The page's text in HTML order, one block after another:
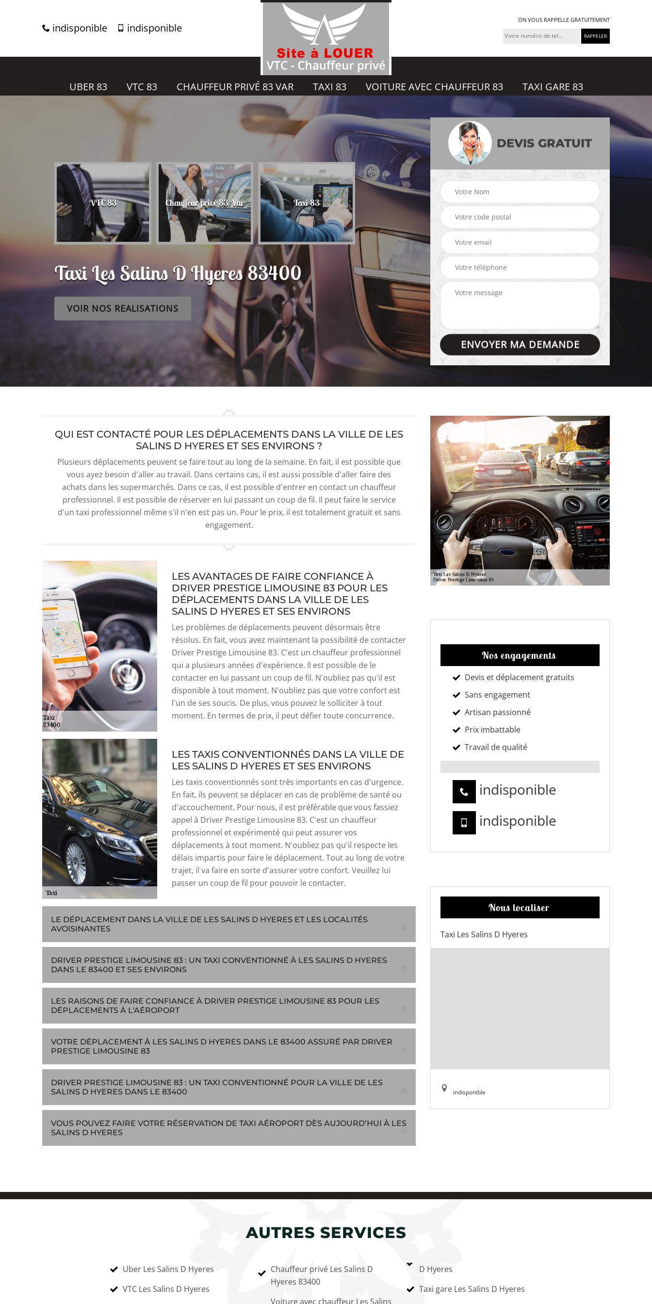
indisponible indisponible
ON VOUS RAPPELLE GRATUITEMENT
UBER 83 VTC 83 CHAUFFEUR PRIVÉ 83 VAR TAXI 83 VOITURE AVEC CHAUFFEUR 83 TAXI GARE 83
VTC 83 Chauffeur privé 83 Var Taxi 83 Voiture avec chauffeur
83 Taxi gare 83
Taxi Les Salins D Hyeres 83400
VOIR NOS REALISATIONS
DEVIS GRATUIT
QUI EST CONTACTÉ POUR LES DÉPLACEMENTS DANS LA VILLE DE LES
SALINS D HYERES ET SES ENVIRONS ?
Plusieurs déplacements peuvent se faire tout au long de la semaine. En fait, il est possible que
vous ayez besoin d'aller au travail. Dans certains cas, il est aussi possible d'aller faire des
achats dans les supermarchés. Dans ce cas, il est possible d'entrer en contact un chauffeur
professionnel. Il est possible de réserver en lui passant un coup de fil. Il peut faire le service
d'un taxi professionnel même s'il n'en est pas un. Pour le prix, il est totalement gratuit et sans
engagement.
LES AVANTAGES DE FAIRE CONFIANCE À
DRIVER PRESTIGE LIMOUSINE 83 POUR LES
DÉPLACEMENTS DANS LA VILLE DE LES
SALINS D HYERES ET SES ENVIRONS
Les problèmes de déplacements peuvent désormais être
résolus. En fait, vous avez maintenant la possibilité de contacter
Driver Prestige Limousine 83. C'est un chauffeur professionnel
qui a plusieurs années d'expérience. Il est possible de le
contacter en lui passant un coup de fil. N'oubliez pas qu'il est
disponible à tout moment. N'oubliez pas que votre confort est
l'un de ses soucis. De plus, vous pouvez le solliciter à tout
moment. En termes de prix, il peut défier toute concurrence.
LES TAXIS CONVENTIONNÉS DANS LA VILLE DE
LES SALINS D HYERES ET SES ENVIRONS
Les taxis conventionnés sont très importants en cas d'urgence.
En fait, ils peuvent se déplacer en cas de problème de santé ou
d'accouchement. Pour nous, il est préférable que vous fassiez
appel à Driver Prestige Limousine 83. C'est un chauffeur
professionnel et expérimenté qui peut assurer vos
déplacements à tout moment. N'oubliez pas qu'il respecte les
délais impartis pour faire le déplacement. Tout au long de votre
trajet, il va faire en sorte d'assurer votre confort. Veuillez lui
passer un coup de fil pour pouvoir le contacter.
LE DÉPLACEMENT DANS LA VILLE DE LES SALINS D HYERES ET LES LOCALITÉS
AVOISINANTES
DRIVER PRESTIGE LIMOUSINE 83 : UN TAXI CONVENTIONNÉ À LES SALINS D HYERES
DANS LE 83400 ET SES ENVIRONS
LES RAISONS DE FAIRE CONFIANCE À DRIVER PRESTIGE LIMOUSINE 83 POUR LES
DÉPLACEMENTS À L'AÉROPORT
VOTRE DÉPLACEMENT À LES SALINS D HYERES DANS LE 83400 ASSURÉ PAR DRIVER
PRESTIGE LIMOUSINE 83
DRIVER PRESTIGE LIMOUSINE 83 : UN TAXI CONVENTIONNÉ POUR LA VILLE DE LES
SALINS D HYERES DANS LE 83400
VOUS POUVEZ FAIRE VOTRE RÉSERVATION DE TAXI AÉROPORT DÈS AUJOURD’HUI À LES
SALINS D HYERES
Nos engagements
Devis et déplacement gratuits
Sans engagement
Artisan passionné
Prix imbattable
Travail de qualité
indisponible
indisponible
Nous localiser
Taxi Les Salins D Hyeres
indisponible
AUTRES SERVICES
Uber Les Salins D Hyeres
VTC Les Salins D Hyeres
Chauffeur privé Les Salins D
Hyeres 83400
Voiture avec chauffeur Les Salins
D Hyeres
Taxi gare Les Salins D Hyeres